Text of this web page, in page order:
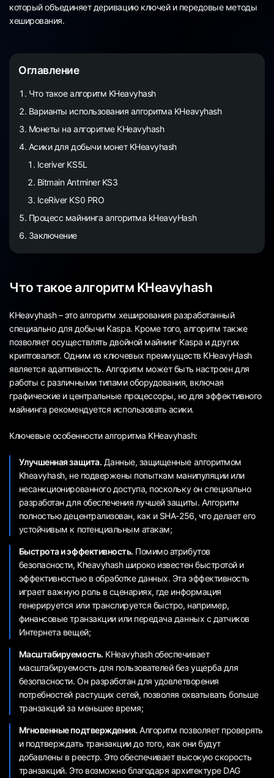
который объединяет деривацию ключей и передовые методы
хеширования.
Оглавление
Что такое алгоритм KHeavyhash
Варианты использования алгоритма KHeavyhash
Монеты на алгоритме KHeavyhash
Асики для добычи монет KHeavyhash
Iceriver KS5L
Bitmain Antminer KS3
IceRiver KS0 PRO
Процесс майнинга алгоритма kHeavyHash
Заключение
Что такое алгоритм KHeavyhash
KHeavyhash – это алгоритм хеширования разработанный
специально для добычи Kaspa. Кроме того, алгоритм также
позволяет осуществлять двойной майнинг Kaspa и других
криптовалют. Одним из ключевых преимуществ KHeavyHash
является адаптивность. Алгоритм может быть настроен для
работы с различными типами оборудования, включая
графические и центральные процессоры, но для эффективного
майнинга рекомендуется использовать асики.
Ключевые особенности алгоритма KHeavyhash:
Улучшенная защита. Данные, защищенные алгоритмом
Kheavyhash, не подвержены попыткам манипуляции или
несанкционированного доступа, поскольку он специально
разработан для обеспечения лучшей защиты. Алгоритм
полностью децентрализован, как и SHA-256, что делает его
устойчивым к потенциальным атакам;
Быстрота и эффективность. Помимо атрибутов
безопасности, Kheavyhash широко известен быстротой и
эффективностью в обработке данных. Эта эффективность
играет важную роль в сценариях, где информация
генерируется или транслируется быстро, например,
финансовые транзакции или передача данных с датчиков
Интернета вещей;
Масштабируемость. KHeavyhash обеспечивает
масштабируемость для пользователей без ущерба для
безопасности. Он разработан для удовлетворения
потребностей растущих сетей, позволяя охватывать больше
транзакций за меньшее время;
Мгновенные подтверждения. Алгоритм позволяет проверять
и подтверждать транзакции до того, как они будут
добавлены в реестр. Это обеспечивает высокую скорость
транзакций. Это возможно благодаря архитектуре DAG